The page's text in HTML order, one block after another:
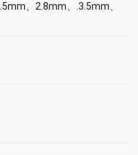
、2.8mm、.3.5mm、